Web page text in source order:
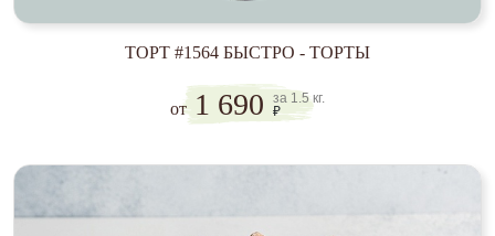
ТОРТ #1564 БЫСТРО - ТОРТЫ
от1 690
за 1.5 кг.
₽